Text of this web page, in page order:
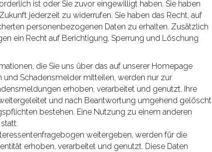
ist oder Sie zuvor eingewilligt haben. Sie haben
jederzeit zu widerrufen. Sie haben das Recht, auf
personenbezogenen Daten zu erhalten. Zusätzlich
ein Recht auf Berichtigung, Sperrung und Löschung
die Sie uns über das auf unserer Homepage
Schadensmelder mitteilen, werden nur zur
erhoben, verarbeitet und genutzt. Ihre
und nach Beantwortung umgehend gelöscht
bestehen. Eine Nutzung zu einem anderen
weitergeben, werden für die
erhoben, verarbeitet und genutzt. Diese Daten